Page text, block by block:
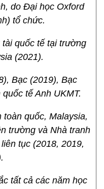
do Đại học Oxford
tổ chức.
quốc tế tại trường
(2021).
Bạc (2019), Bạc
tế Anh UKMT.
quốc, Malaysia,
trường và Nhà tranh
tục (2018, 2019,
tất cả các năm học